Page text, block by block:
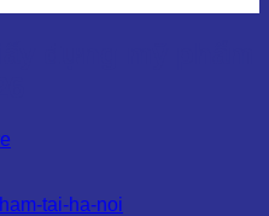
đựng mỹ phẩm